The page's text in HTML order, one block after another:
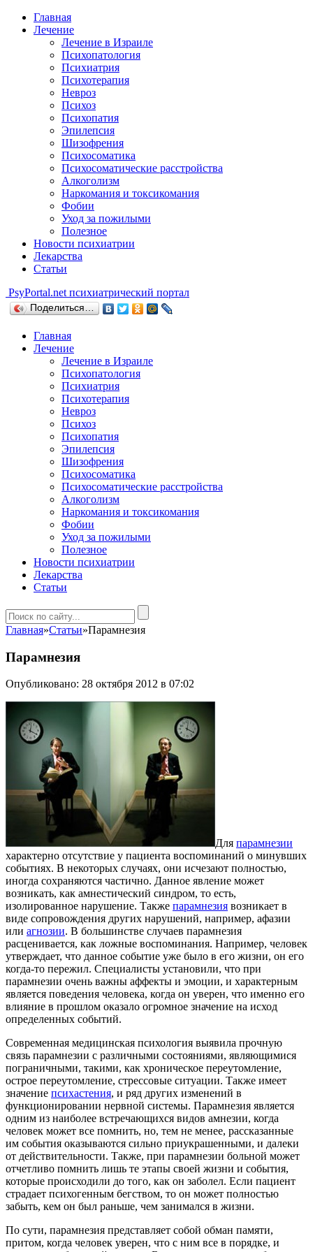
Главная
Лечение
Лечение в Израиле
Психопатология
Психиатрия
Психотерапия
Невроз
Психоз
Психопатия
Эпилепсия
Шизофрения
Психосоматика
Психосоматические расстройства
Алкоголизм
Наркомания и токсикомания
Фобии
Уход за пожилыми
Полезное
Новости психиатрии
Лекарства
Статьи
PsyPortal.net психиатрический портал
Поделиться…
Главная
Лечение
Лечение в Израиле
Психопатология
Психиатрия
Психотерапия
Невроз
Психоз
Психопатия
Эпилепсия
Шизофрения
Психосоматика
Психосоматические расстройства
Алкоголизм
Наркомания и токсикомания
Фобии
Уход за пожилыми
Полезное
Новости психиатрии
Лекарства
Статьи
Главная»Статьи»Парамнезия
Парамнезия
Опубликовано: 28 октября 2012 в 07:02
Для парамнезии
характерно отсутствие у пациента воспоминаний о минувших
событиях. В некоторых случаях, они исчезают полностью,
иногда сохраняются частично. Данное явление может
возникать, как амнестический синдром, то есть,
изолированное нарушение. Также парамнезия возникает в
виде сопровождения других нарушений, например, афазии
или агнозии. В большинстве случаев парамнезия
расценивается, как ложные воспоминания. Например, человек
утверждает, что данное событие уже было в его жизни, он его
когда-то пережил. Специалисты установили, что при
парамнезии очень важны аффекты и эмоции, и характерным
является поведения человека, когда он уверен, что именно его
влияние в прошлом оказало огромное значение на исход
определенных событий.
Современная медицинская психология выявила прочную
связь парамнезии с различными состояниями, являющимися
пограничными, такими, как хроническое переутомление,
острое переутомление, стрессовые ситуации. Также имеет
значение психастения, и ряд других изменений в
функционировании нервной системы. Парамнезия является
одним из наиболее встречающихся видов амнезии, когда
человек может все помнить, но, тем не менее, рассказанные
им события оказываются сильно приукрашенными, и далеки
от действительности. Также, при парамнезии больной может
отчетливо помнить лишь те этапы своей жизни и события,
которые происходили до того, как он заболел. Если пациент
страдает психогенным бегством, то он может полностью
забыть, кем он был раньше, чем занимался в жизни.
По сути, парамнезия представляет собой обман памяти,
притом, когда человек уверен, что с ним все в порядке, и